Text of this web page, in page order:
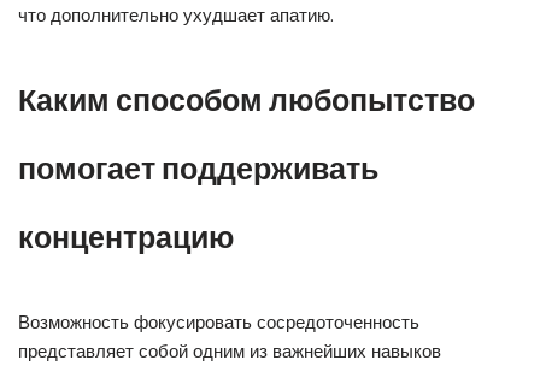
что дополнительно ухудшает апатию.
Каким способом любопытство
помогает поддерживать
концентрацию
Возможность фокусировать сосредоточенность
представляет собой одним из важнейших навыков